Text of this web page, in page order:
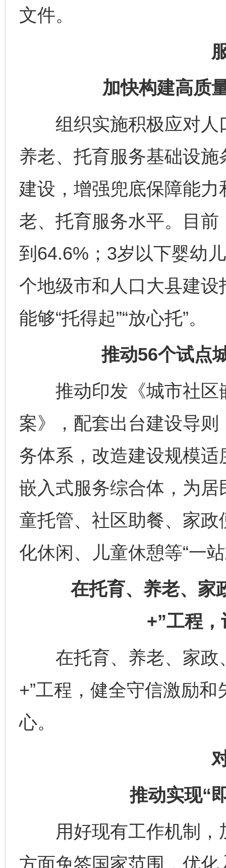
文件。
加快构建高质
组织实施积极应对人
养老、托育服务基础设
建设，增强兜底保障能
老、托育服务水平。目
到64.6%；3岁以下婴幼
个地级市和人口大县建
能够“托得起”“放心托”。
推动56个试点
推动印发《城市社区
案》，配套出台建设导
务体系，改造建设规模
嵌入式服务综合体，为
童托管、社区助餐、家
化休闲、儿童休憩等“一
在托育、养老、家
+”工程
在托育、养老、家政
+”工程，健全守信激励
心。
推动实现“
用好现有工作机制，
方面免签国家范围，优